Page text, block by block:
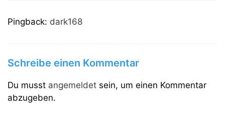
Pingback: dark168
Schreibe einen Kommentar
Du musst angemeldet sein, um einen Kommentar
abzugeben.